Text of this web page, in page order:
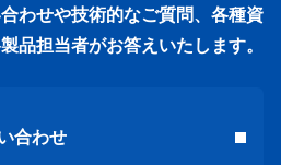
わせや技術的なご質問、各種資
品担当者がお答えいたします。
合わせ